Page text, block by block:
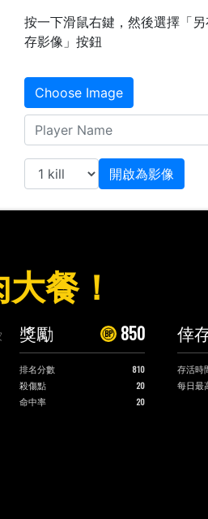
按一下滑鼠右鍵，然後選擇「
存影像」按鈕
Choose Image
Player Name
開啟為影像